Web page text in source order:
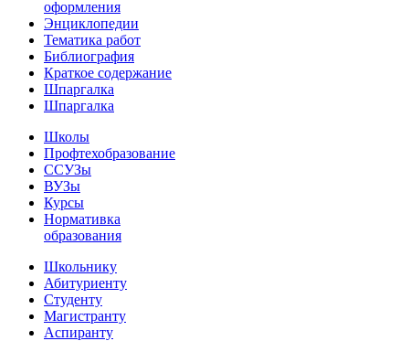
оформления
Энциклопедии
Тематика работ
Библиография
Краткое содержание
Шпаргалка
Шпаргалка
Школы
Профтехобразование
ССУЗы
ВУЗы
Курсы
Нормативка
образования
Школьнику
Абитуриенту
Студенту
Магистранту
Аспиранту